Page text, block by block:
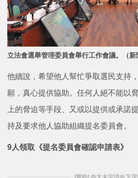
立法會選舉管理委員會舉行工作會議。 （
他續說，希望他人幫忙爭取選民支持
願，真心提供協助。任何人絕不能以
上的脅迫等手段、又或以提供或承諾
持及要求他人協助組織提名委員會。
9人領取《提名委員會確認申請表》